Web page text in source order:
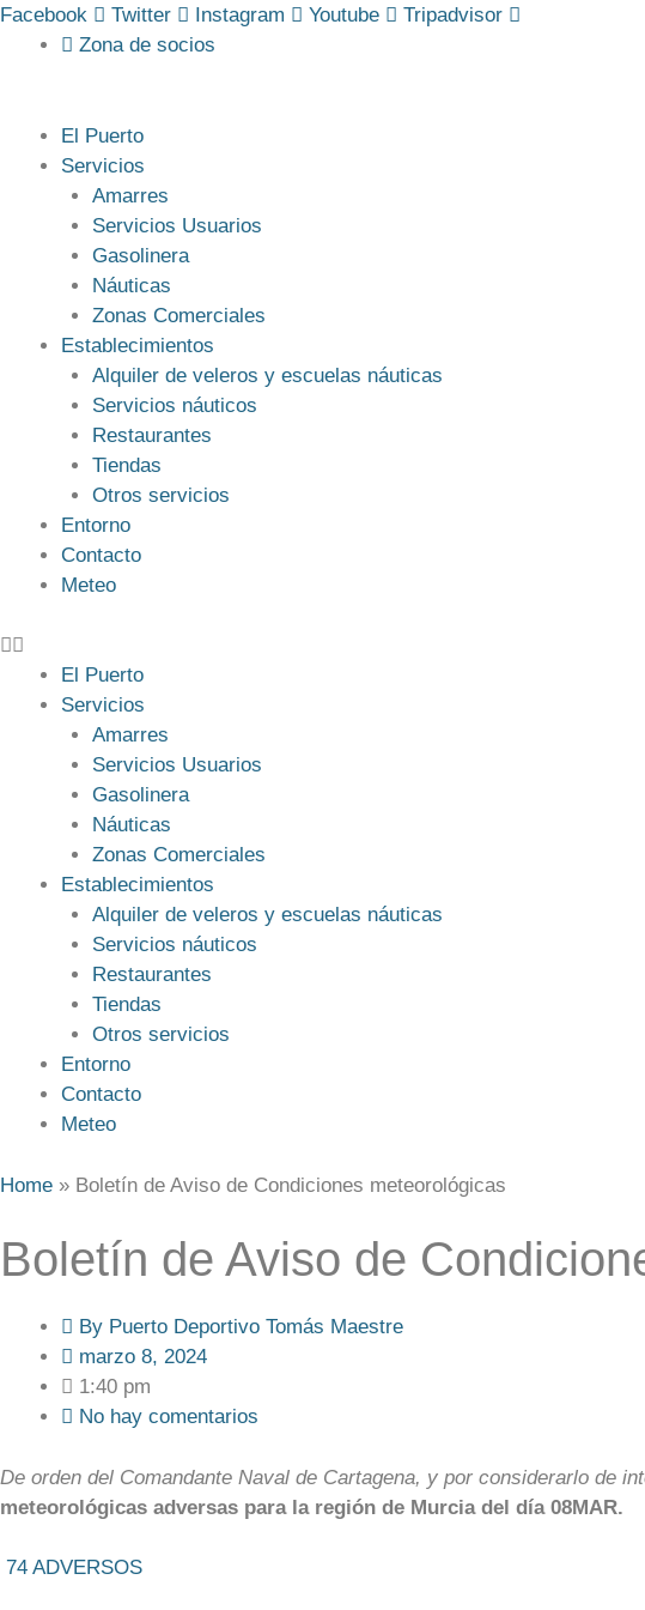
Saltar
Facebook Twitter Instagram Youtube
Tripadvisor
Zona de socios
El Puerto
Servicios
Amarres
Servicios Usuarios
Gasolinera
Náuticas
Zonas Comerciales
Establecimientos
Alquiler de veleros y escuelas náuticas
Servicios náuticos
Restaurantes
Tiendas
Otros servicios
Entorno
Contacto
Meteo
El Puerto
Servicios
Amarres
Servicios Usuarios
Gasolinera
Náuticas
Zonas Comerciales
Establecimientos
Alquiler de veleros y escuelas náuticas
Servicios náuticos
Restaurantes
Tiendas
Otros servicios
Entorno
Contacto
Meteo
Home » Boletín de Aviso de Condiciones meteorológicas
Boletín de Aviso de
By Puerto Deportivo Tomás Maestre
marzo 8, 2024
1:40 pm
No hay comentarios
De orden del Comandante Naval de Cartagena, y por considerarlo de
meteorológicas adversas para la región de Murcia del día 08MAR.
74 ADVERSOS